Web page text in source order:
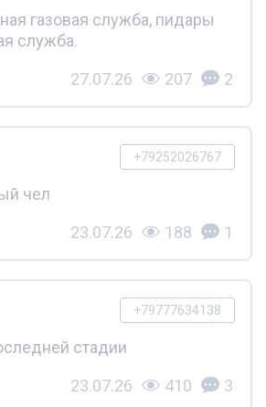
газовая служба, пидары
служба.
27.07.26 207 2
+79252026767
чел
23.07.26 188 1
+79777634138
стадии
23.07.26 410 3